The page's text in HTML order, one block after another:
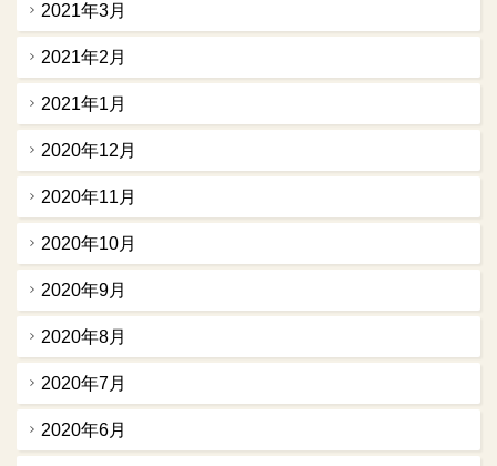
2021年3月
2021年2月
2021年1月
2020年12月
2020年11月
2020年10月
2020年9月
2020年8月
2020年7月
2020年6月